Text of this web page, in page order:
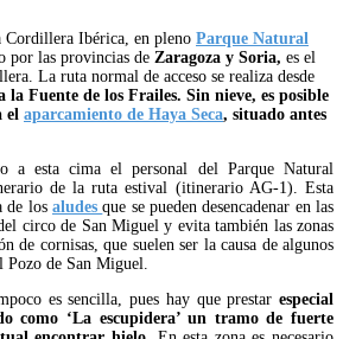
Ibérica, en pleno Parque Natural
por las provincias de Zaragoza y Soria, es el
La ruta normal de acceso se realiza desde
Fuente de los Frailes. Sin nieve, es posible
el aparcamiento de Haya Seca, situado antes
a esta cima el personal del Parque Natural
de la ruta estival (itinerario AG-1). Esta
de los aludes que se pueden desencadenar en las
circo de San Miguel y evita también las zonas
de cornisas, que suelen ser la causa de algunos
Pozo de San Miguel.
es sencilla, pues hay que prestar especial
como ‘La escupidera’ un tramo de fuerte